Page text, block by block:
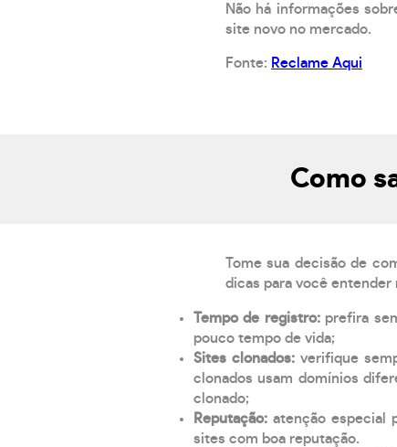
Não há informações
site novo no mercado.
Fonte: Reclame Aqui
Como
Tome sua decisão de
dicas para você entender
Tempo de registro: prefira
pouco tempo de vida;
Sites clonados: verifique
clonados usam domínios
clonado;
Reputação: atenção especial
sites com boa reputação.